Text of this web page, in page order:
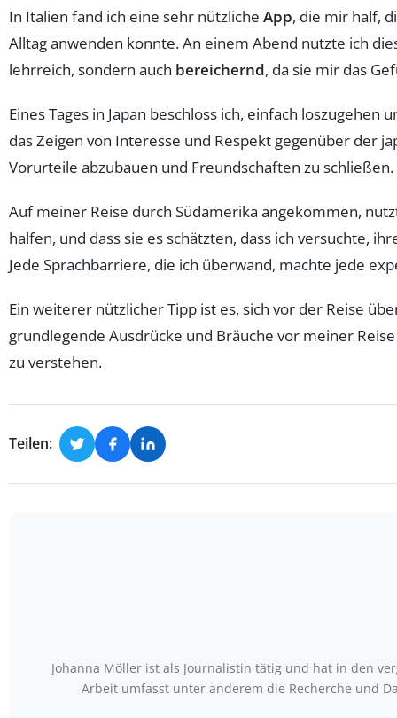
In Italien fand ich eine sehr nützliche App, die mir half,
Alltag anwenden konnte. An einem Abend nutzte ich
lehrreich, sondern auch bereichernd, da sie mir das
Eines Tages in Japan beschloss ich, einfach
das Zeigen von Interesse und Respekt gegenüber der
Vorurteile abzubauen und Freundschaften zu schließen.
Auf meiner Reise durch Südamerika angekommen,
halfen, und dass sie es schätzten, dass ich versuchte,
Jede Sprachbarriere, die ich überwand, machte jede
Ein weiterer nützlicher Tipp ist es, sich vor der Reise
grundlegende Ausdrücke und Bräuche vor meiner
zu verstehen.
Teilen:
Johanna Möller ist als Journalistin tätig und hat in den
Arbeit umfasst unter anderem die Recherche und